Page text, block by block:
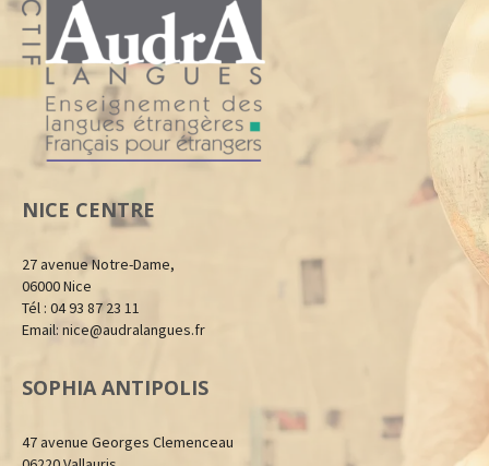
NICE CENTRE
27 avenue Notre-Dame,
06000 Nice
Tél : 04 93 87 23 11
Email: nice@audralangues.fr
SOPHIA ANTIPOLIS
47 avenue Georges Clemenceau